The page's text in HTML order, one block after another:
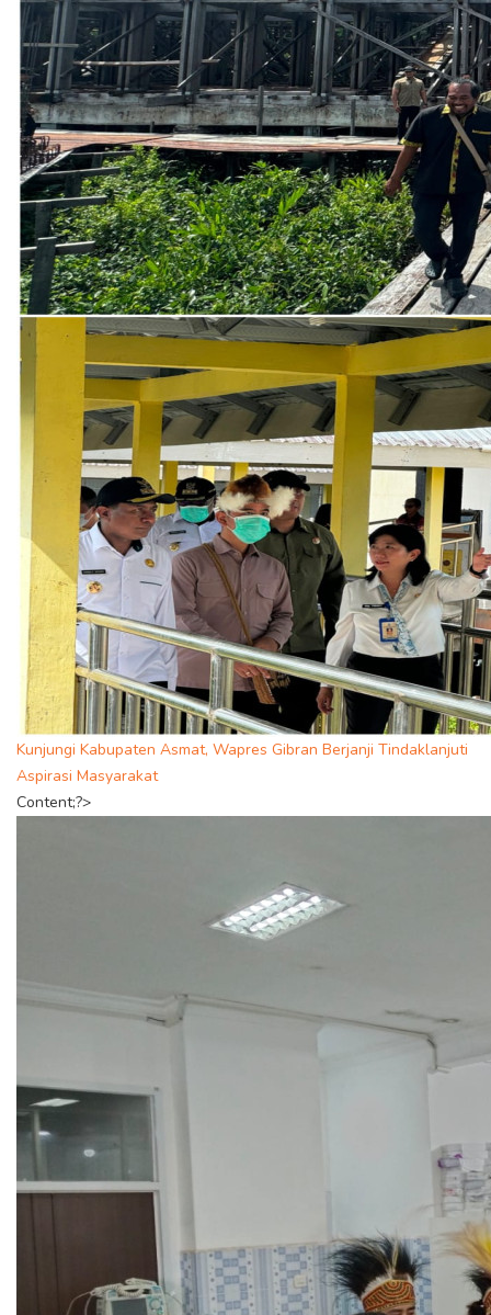
Kunjungi Kabupaten Asmat, Wapres Gibran Berjanji Tindaklanjuti
Aspirasi Masyarakat
Content;?>